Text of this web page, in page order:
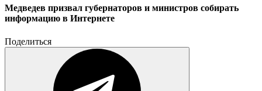
Медведев призвал губернаторов и министров собирать
информацию в Интернете
Поделиться